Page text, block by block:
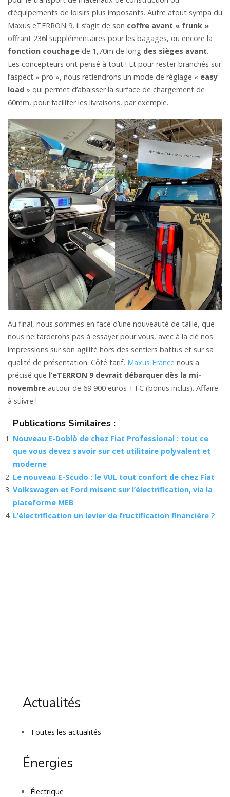
d’équipements de loisirs plus imposants. Autre atout sympa du
Maxus eTERRON 9, il s’agit de son coffre avant « frunk »
offrant 236l supplémentaires pour les bagages, ou encore la
fonction couchage de 1,70m de long des sièges avant.
Les concepteurs ont pensé à tout ! Et pour rester branchés sur
l’aspect « pro », nous retiendrons un mode de réglage « easy
load » qui permet d’abaisser la surface de chargement de
60mm, pour faciliter les livraisons, par exemple.
Au final, nous sommes en face d’une nouveauté de taille, que
nous ne tarderons pas à essayer pour vous, avec à la clé nos
impressions sur son agilité hors des sentiers battus et sur sa
qualité de présentation. Côté tarif, Maxus France nous a
précisé que l’eTERRON 9 devrait débarquer dès la mi-
novembre autour de 69 900 euros TTC (bonus inclus). Affaire
à suivre !
Publications Similaires :
Nouveau E-Doblò de chez Fiat Professional : tout ce
que vous devez savoir sur cet utilitaire polyvalent et
moderne
Le nouveau E-Scudo : le VUL tout confort de chez Fiat
Volkswagen et Ford misent sur l’électrification, via la
plateforme MEB
L’électrification un levier de fructification financière ?
Actualités
Toutes les actualités
Énergies
Électrique